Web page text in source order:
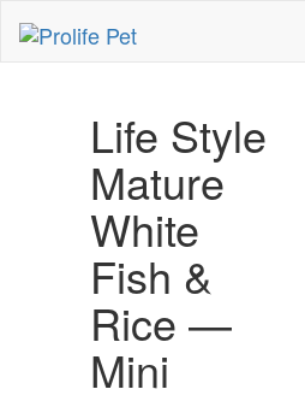
Life Style
Mature
White
Fish &
Rice —
Mini